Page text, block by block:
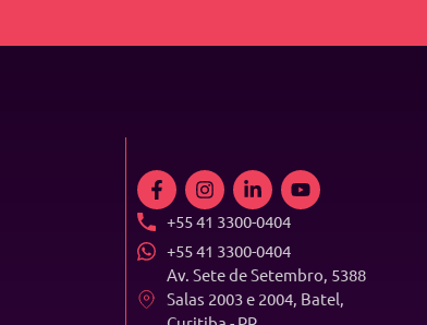
+55 41 3300-0404
+55 41 3300-0404
Av. Sete de Setembro, 5388
Salas 2003 e 2004, Batel,